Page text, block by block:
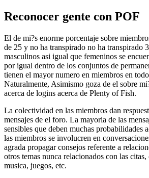
Reconocer gente con POF
El de mi?s enorme porcentaje sobre
de 25 y no ha transpirado no ha transpirado
masculinos asi­ igual que femeninos se
por igual dentro de los conjuntos de
tienen el mayor numero en miembros en
Naturalmente, Asimismo goza de el sobre
acerca de logins acerca de Plenty of Fish.
La colectividad en las miembros dan
mensajes de el foro. La mayoria de las
sensibles que deben muchas probabilidades
las miembros se involucren en
agrada propagar consejos referente a
otros temas nunca relacionados con las
musica, juegos, etc.